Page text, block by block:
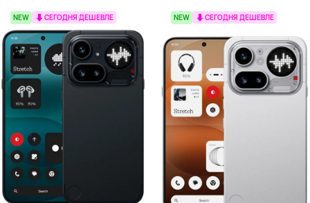
NEW СЕГОДНЯ ДЕШЕВЛЕ NEW СЕГОДНЯ ДЕШЕВЛЕ